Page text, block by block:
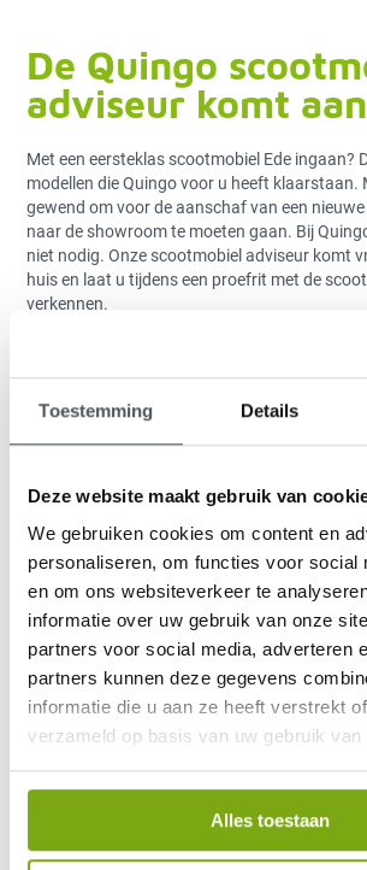
Toestemming Details
Deze website maakt gebruik van
We gebruiken cookies om content en
personaliseren, om functies voor social
en om ons websiteverkeer te
informatie over uw gebruik van onze
partners voor social media, adverteren
partners kunnen deze gegevens
informatie die u aan ze heeft verstrekt
verzameld op basis van uw gebruik
Alles toestaan
De Quingo
adviseur komt
Met een eersteklas scootmobiel Ede ingaan?
modellen die Quingo voor u heeft klaarstaan.
gewend om voor de aanschaf van een
naar de showroom te moeten gaan. Bij
niet nodig. Onze scootmobiel adviseur komt
huis en laat u tijdens een proefrit met de
verkennen.
servicenetwerk
scootmobielen
Natuurlijk heeft lang niet iedereen met
als thuisbasis Veenendaal, Bennekom of
onze adviseur graag bij u aan voor een
Quingo scootmobielen heeft bijzonder sterk
landelijk dekkend servicenetwerk. Het team